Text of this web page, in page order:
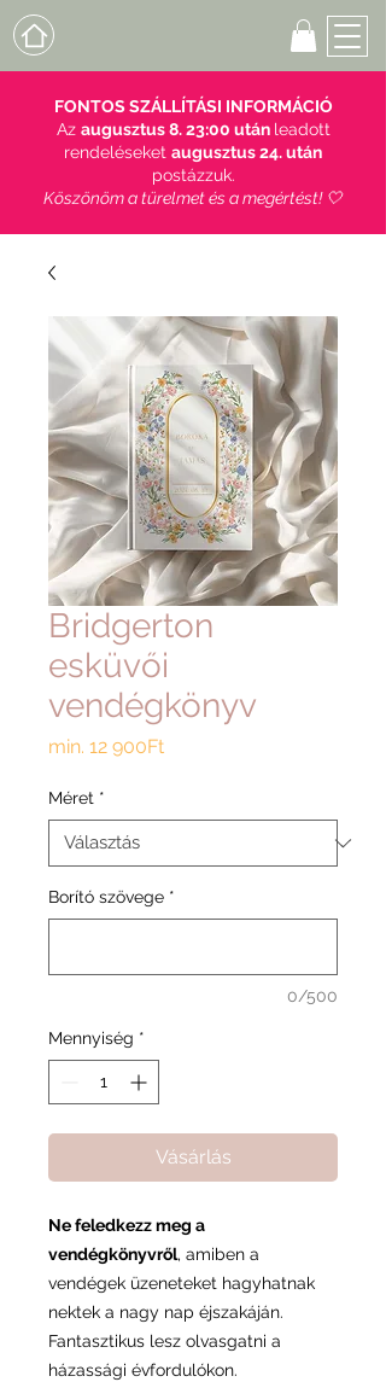
FONTOS SZÁLLÍTÁSI INFORMÁCIÓ
Az augusztus 8. 23:00 után leadott
rendeléseket augusztus 24. után
postázzuk.
Köszönöm a türelmet és a megértést! 🤍
Bridgerton
esküvői
vendégkönyv
min. 12 900FtAkciós
Méret *
Borító szövege *
0/500
Mennyiség *
Vásárlás
Ne feledkezz meg a
vendégkönyvről, amiben a
vendégek üzeneteket hagyhatnak
nektek a nagy nap éjszakáján.
Fantasztikus lesz olvasgatni a
házassági évfordulókon.